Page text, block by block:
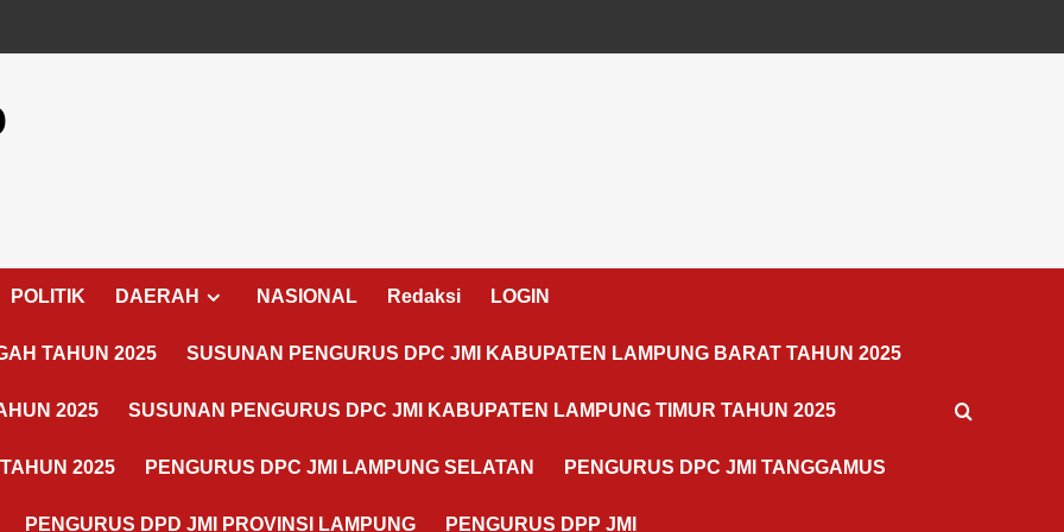
POLITIK DAERAH NASIONAL Redaksi LOGIN
TAHUN 2025 SUSUNAN PENGURUS DPC JMI KABUPATEN LAMPUNG BARAT TAHUN 2025
2025 SUSUNAN PENGURUS DPC JMI KABUPATEN LAMPUNG TIMUR TAHUN 2025
2025 PENGURUS DPC JMI LAMPUNG SELATAN PENGURUS DPC JMI TANGGAMUS
PENGURUS DPD JMI PROVINSI LAMPUNG PENGURUS DPP JMI